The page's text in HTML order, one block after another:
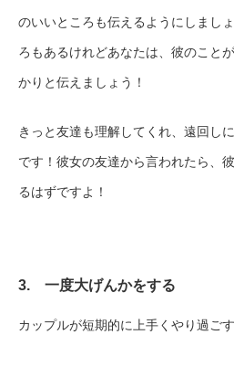
のいいところも伝えるようにしまし
ろもあるけれどあなたは、彼のこと
かりと伝えましょう！
きっと友達も理解してくれ、遠回し
です！彼女の友達から言われたら、
るはずですよ！
3. 一度大げんかをする
カップルが短期的に上手くやり過ご